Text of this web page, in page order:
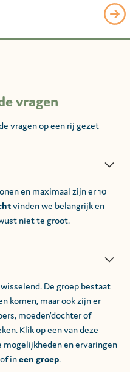
vragen
vragen op een rij gezet
en maximaal zijn er 10
vinden we belangrijk en
niet te groot.
De groep bestaat
komen, maar ook zijn er
moeder/dochter of
Klik op een van deze
mogelijkheden en ervaringen
of ineen groep.